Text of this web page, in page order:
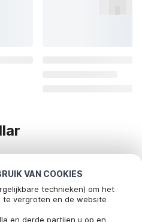
VAN COOKIES
technieken) om het
te vergroten en de website
en derde partijen u op en
bezorgen je een onvergetelijke
onderstaande aanbod van
een vakantiehuis op één